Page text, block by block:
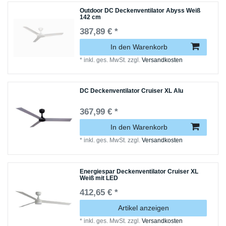
Outdoor DC Deckenventilator Abyss Weiß
142 cm
387,89 € *
In den Warenkorb
*inkl. ges. MwSt. zzgl.Versandkosten
DC Deckenventilator Cruiser XL Alu
367,99 € *
In den Warenkorb
*inkl. ges. MwSt. zzgl.Versandkosten
Energiespar Deckenventilator Cruiser XL
Weiß mit LED
412,65 € *
Artikel anzeigen
*inkl. ges. MwSt. zzgl.Versandkosten